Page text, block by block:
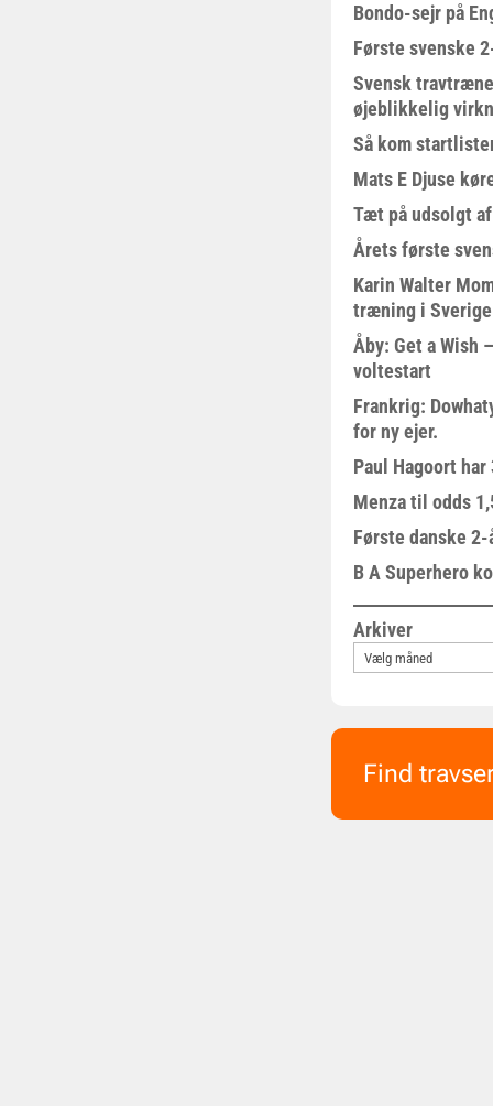
Bondo-sejr på
Første svenske
Svensk
øjeblikkelig
Så kom
Mats E Djuse
Tæt på udsolgt
Årets første
Karin Walter
træning i Sverige
Åby: Get a Wish
voltestart
Frankrig:
for ny ejer.
Paul Hagoort
Menza til odds
Første danske
B A Superhero
Arkiver
Find